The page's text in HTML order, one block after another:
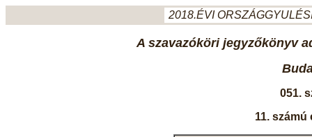
2018.ÉVI
A szavazóköri jegyzőkönyv
051.
11.